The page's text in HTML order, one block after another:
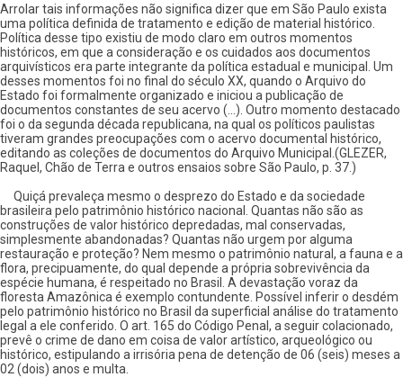
Arrolar tais informações não significa dizer que em São Paulo exista
uma política definida de tratamento e edição de material histórico.
Política desse tipo existiu de modo claro em outros momentos
históricos, em que a consideração e os cuidados aos documentos
arquivísticos era parte integrante da política estadual e municipal. Um
desses momentos foi no final do século XX, quando o Arquivo do
Estado foi formalmente organizado e iniciou a publicação de
documentos constantes de seu acervo (...). Outro momento destacado
foi o da segunda década republicana, na qual os políticos paulistas
tiveram grandes preocupações com o acervo documental histórico,
editando as coleções de documentos do Arquivo Municipal.(GLEZER,
Raquel, Chão de Terra e outros ensaios sobre São Paulo, p. 37.)
Quiçá prevaleça mesmo o desprezo do Estado e da sociedade
brasileira pelo patrimônio histórico nacional. Quantas não são as
construções de valor histórico depredadas, mal conservadas,
simplesmente abandonadas? Quantas não urgem por alguma
restauração e proteção? Nem mesmo o patrimônio natural, a fauna e a
flora, precipuamente, do qual depende a própria sobrevivência da
espécie humana, é respeitado no Brasil. A devastação voraz da
floresta Amazônica é exemplo contundente. Possível inferir o desdém
pelo patrimônio histórico no Brasil da superficial análise do tratamento
legal a ele conferido. O art. 165 do Código Penal, a seguir colacionado,
prevê o crime de dano em coisa de valor artístico, arqueológico ou
histórico, estipulando a irrisória pena de detenção de 06 (seis) meses a
02 (dois) anos e multa.